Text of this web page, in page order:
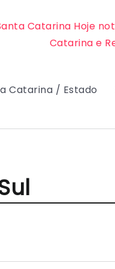
Catarina / Estado